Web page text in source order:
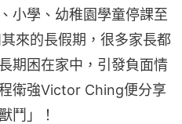
小學、幼稚園學童停課至
來的長假期，很多家長都
期困在家中，引發負面情
衛強Victor Ching便分享
鬥」！